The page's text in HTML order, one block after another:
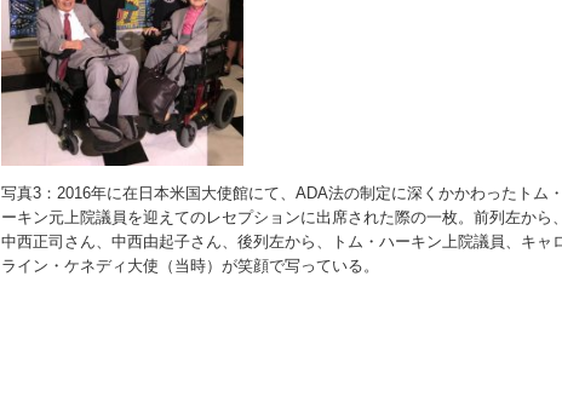
写真3：2016年に在日本米国大使館にて、ADA法の制定に深くかかわったトム
ーキン元上院議員を迎えてのレセプションに出席された際の一枚。前列左から
中西正司さん、中西由起子さん、後列左から、トム・ハーキン上院議員、キャ
ライン・ケネディ大使（当時）が笑顔で写っている。